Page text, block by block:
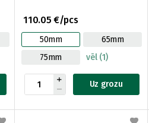
110.05 €/pcs
50mm
65mm
75mm
vēl (1)
Uz grozu